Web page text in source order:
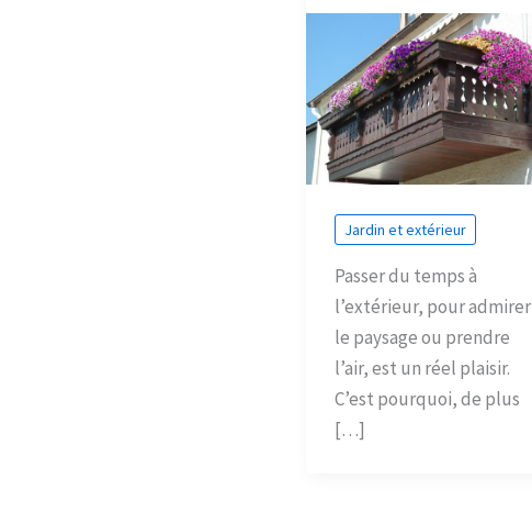
Jardin et extérieur
Passer du temps à
l’extérieur, pour admirer
le paysage ou prendre
l’air, est un réel plaisir.
C’est pourquoi, de plus
[…]